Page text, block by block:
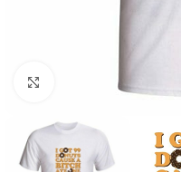
Click to enlarge